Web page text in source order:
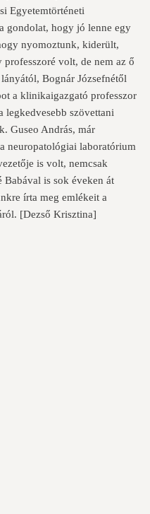
Egyetemtörténeti
gondolat, hogy jó lenne egy
nyomoztunk, kiderült,
volt, de nem az ő
Bognár Józsefnétől
a klinikaigazgató professzor
legkedvesebb szövettani
Guseo András, már
neuropatológiai laboratórium
is volt, nemcsak
is sok éveken át
írta meg emlékeit a
[Dezső Krisztina]